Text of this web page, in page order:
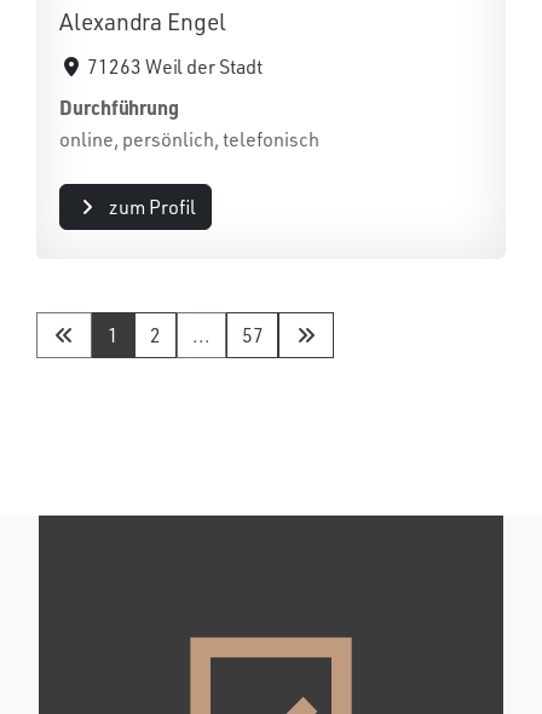
Alexandra Engel
71263 Weil der Stadt
Durchführung
online, persönlich, telefonisch
zum Profil
1 2 ... 57